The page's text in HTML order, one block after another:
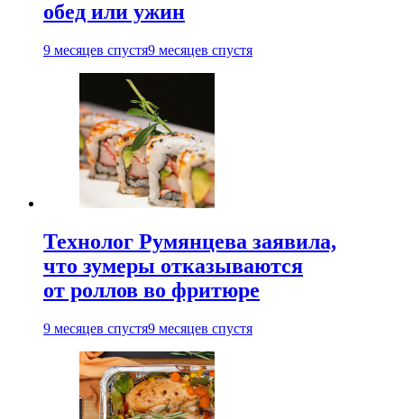
обед или ужин
9 месяцев спустя9 месяцев спустя
Технолог Румянцева заявила,
что зумеры отказываются
от роллов во фритюре
9 месяцев спустя9 месяцев спустя